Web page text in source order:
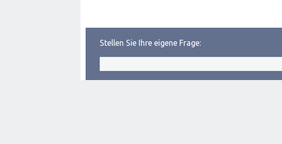
Stellen Sie Ihre eigene Frage: